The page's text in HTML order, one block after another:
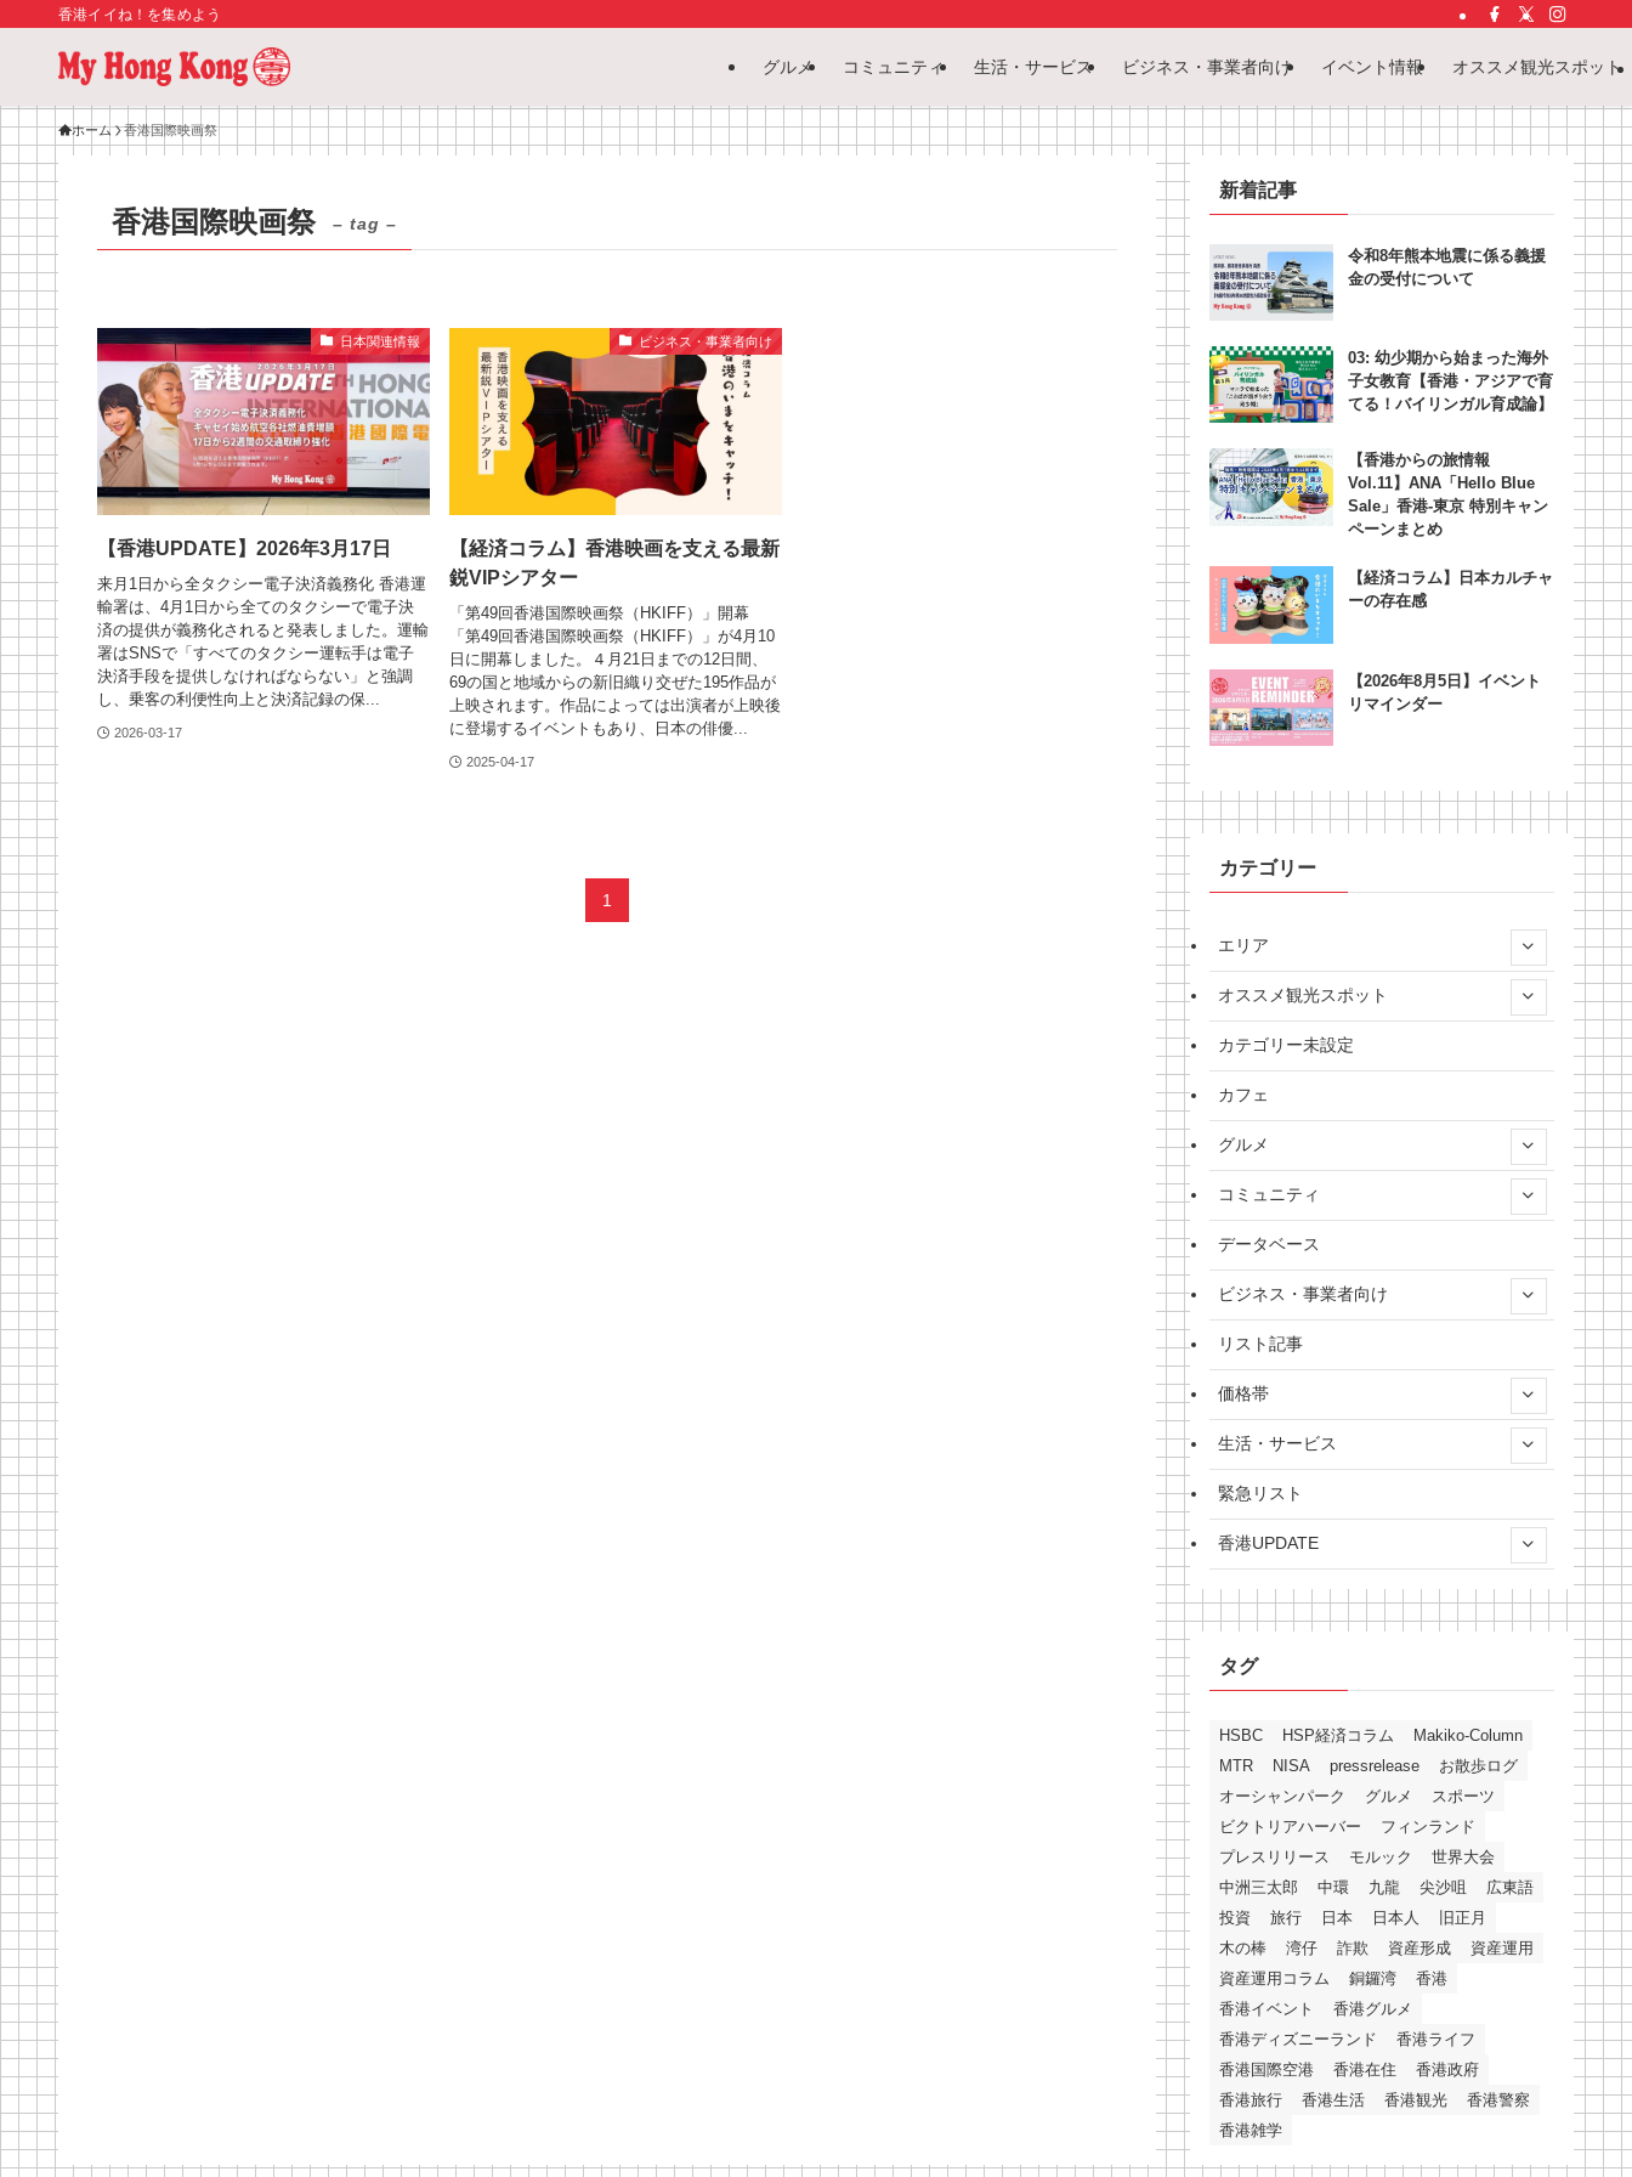
香港イイね！を集めよう
グルメ コミュニティ 生活・サービス ビジネス・事業者向け イベント情報 オススメ観光スポット
ホーム 香港国際映画祭
香港国際映画祭 – tag –
日本関連情報
【香港UPDATE】2026年3月17日
来月1日から全タクシー電子決済義務化 香港運
輸署は、4月1日から全てのタクシーで電子決
済の提供が義務化されると発表しました。運輸
署はSNSで「すべてのタクシー運転手は電子
決済手段を提供しなければならない」と強調
し、乗客の利便性向上と決済記録の保...
2026-03-17
ビジネス・事業者向け
【経済コラム】香港映画を支える最新
鋭VIPシアター
「第49回香港国際映画祭（HKIFF）」開幕
「第49回香港国際映画祭（HKIFF）」が4月10
日に開幕しました。４月21日までの12日間、
69の国と地域からの新旧織り交ぜた195作品が
上映されます。作品によっては出演者が上映後
に登場するイベントもあり、日本の俳優...
2025-04-17
1
新着記事
令和8年熊本地震に係る義援
金の受付について
03: 幼少期から始まった海外
子女教育【香港・アジアで育
てる！バイリンガル育成論】
【香港からの旅情報
Vol.11】ANA「Hello Blue
Sale」香港‐東京 特別キャン
ペーンまとめ
【経済コラム】日本カルチャ
ーの存在感
【2026年8月5日】イベント
リマインダー
カテゴリー
エリア
オススメ観光スポット
カテゴリー未設定
カフェ
グルメ
コミュニティ
データベース
ビジネス・事業者向け
リスト記事
価格帯
生活・サービス
緊急リスト
香港UPDATE
タグ
HSBC HSP経済コラム
Makiko-Column
MTR
NISA pressrelease
お散歩ログ
オーシャンパーク
グルメ
スポーツ
ビクトリアハーバー
フィンランド
プレスリリース
モルック
世界大会
中洲三太郎
中環 九龍 尖沙咀
広東語
投資
旅行 日本 日本人
旧正月
木の棒
湾仔 詐欺 資産形成
資産運用
資産運用コラム
銅鑼湾
香港
香港イベント
香港グルメ
香港ディズニーランド
香港ライフ
香港国際空港
香港在住
香港政府
香港旅行
香港生活 香港観光
香港警察
香港雑学